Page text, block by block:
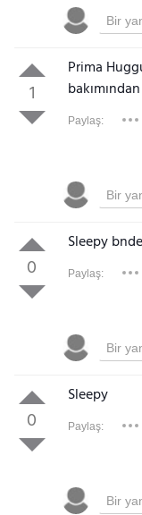
1
Prima
Paylaş:
0
Sleepy
Paylaş:
0
Sleepy
Paylaş: